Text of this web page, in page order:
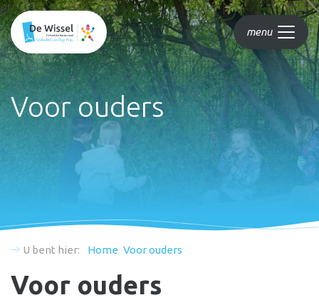
menu
Voor ouders
U bent hier: Home Voor ouders
Voor ouders